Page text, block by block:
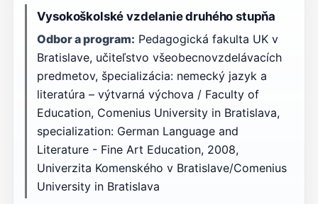
Vysokoškolské vzdelanie druhého stupňa
Odbor a program: Pedagogická fakulta UK v
Bratislave, učiteľstvo všeobecnovzdelávacích
predmetov, špecializácia: nemecký jazyk a
literatúra – výtvarná výchova / Faculty of
Education, Comenius University in Bratislava,
specialization: German Language and
Literature - Fine Art Education, 2008,
Univerzita Komenského v Bratislave/Comenius
University in Bratislava